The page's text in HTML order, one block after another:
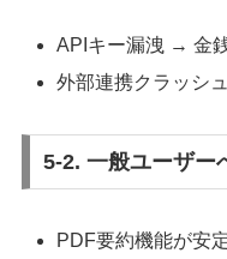
APIキー漏洩 → 金
外部連携クラッシ
5-2. 一般ユーザー
PDF要約機能が安